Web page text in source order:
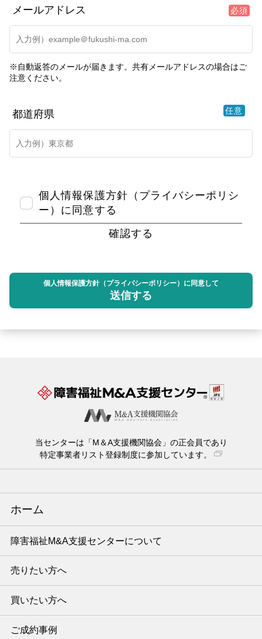
メールアドレス 必須
※自動返答のメールが届きます。共有メールアドレスの場合はご
注意ください。
都道府県 任意
個人情報保護方針（プライバシーポリシ
ー）に同意する
確認する
個人情報保護方針（プライバシーポリシー）に同意して
送信する
当センターは「M＆A支援機関協会」の正会員であり
特定事業者リスト登録制度に参加しています。
ホーム
障害福祉M&A支援センターについて
売りたい方へ
買いたい方へ
ご成約事例